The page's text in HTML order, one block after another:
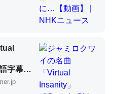
類だと殻を無くしてナメク
問題＝「昆虫はなぜ海にいな
字幕付